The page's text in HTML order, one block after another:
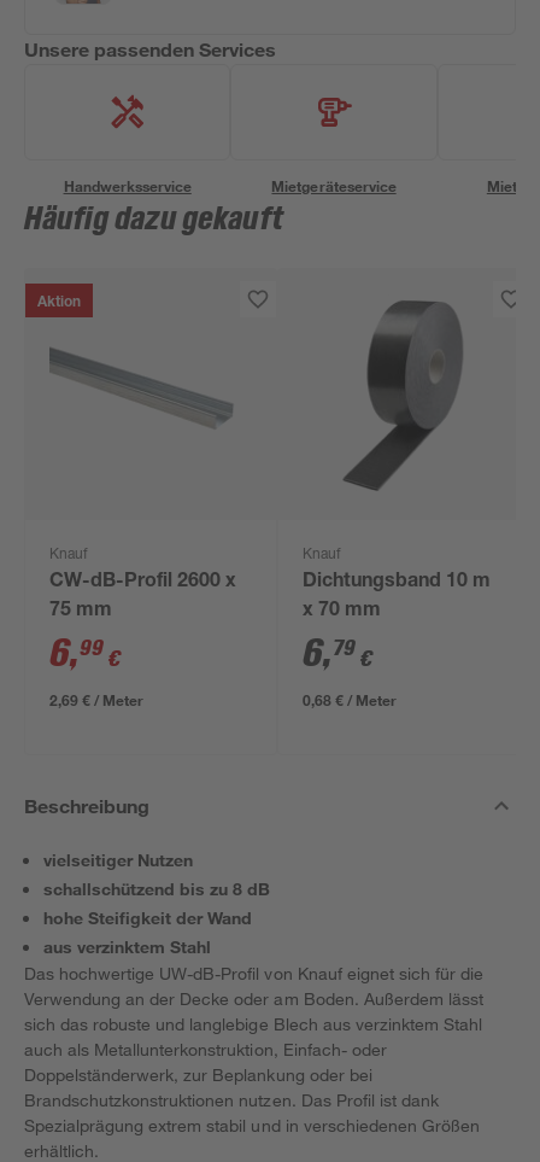
Unsere passenden Services
Handwerksservice Mietgeräteservice
Häufig dazu gekauft
Aktion
Knauf
CW-dB-Profil 2600 x
75 mm
6,99 €
2,69 € / Meter
Knauf
Dichtungsband 10 m
x 70 mm
6,79 €
0,68 € / Meter
Beschreibung
vielseitiger Nutzen
schallschützend bis zu 8 dB
hohe Steifigkeit der Wand
aus verzinktem Stahl
Das hochwertige UW-dB-Profil von Knauf eignet sich für die
Verwendung an der Decke oder am Boden. Außerdem lässt
sich das robuste und langlebige Blech aus verzinktem Stahl
auch als Metallunterkonstruktion, Einfach- oder
Doppelständerwerk, zur Beplankung oder bei
Brandschutzkonstruktionen nutzen. Das Profil ist dank
Spezialprägung extrem stabil und in verschiedenen Größen
erhältlich.